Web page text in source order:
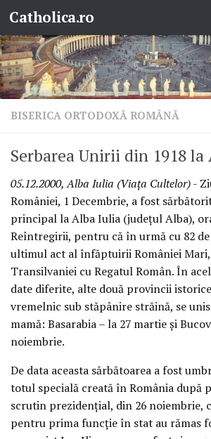
Skip to content
Catholica.ro
BISERICA ORTODOXĂ ROMÂNĂ
Serbarea Unirii din 1918
05.12.2000, Alba Iulia (Viaţa Cultelor)-
României, 1 Decembrie, a fost
principal la Alba Iulia (judeţul Alba),
Reîntregirii, pentru că în urmă cu 82
ultimul act al înfăptuirii României
Transilvaniei cu Regatul Român. În
date diferite, alte două provincii
vremelnic sub stăpânire străină, se
mamă: Basarabia – la 27 martie şi
noiembrie.
De data aceasta sărbătoarea a fost
totul specială creată în România după
scrutin prezidenţial, din 26 noiembrie,
pentru prima funcţie în stat au rămas